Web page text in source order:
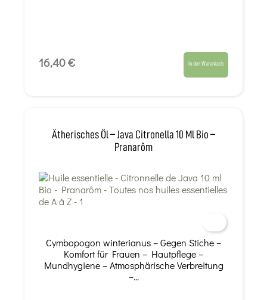
16,40 € In den Warenkorb
Ätherisches Öl – Java Citronella 10 Ml Bio –
Pranarôm
Cymbopogon winterianus – Gegen Stiche –
Komfort für Frauen – Hautpflege –
Mundhygiene – Atmosphärische Verbreitung
–...